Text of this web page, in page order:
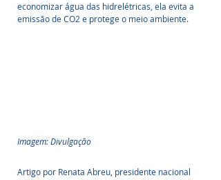
economizar água das hidrelétricas, ela evita a
emissão de CO2 e protege o meio ambiente.
Imagem: Divulgação
Artigo por Renata Abreu, presidente nacional